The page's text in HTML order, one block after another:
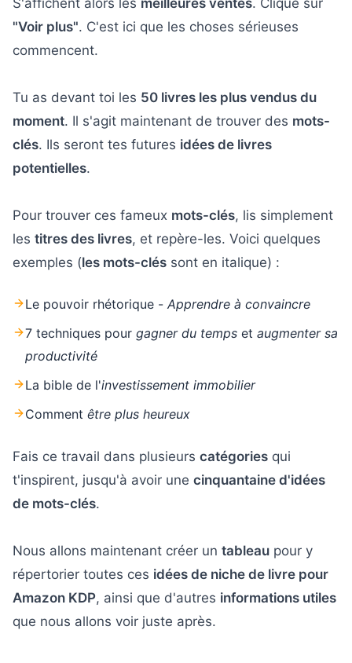
"Voir plus". C'est ici que les choses sérieuses
commencent.
Tu as devant toi les 50 livres les plus vendus du
moment. Il s'agit maintenant de trouver des mots-
clés. Ils seront tes futures idées de livres
potentielles.
Pour trouver ces fameux mots-clés, lis simplement
les titres des livres, et repère-les. Voici quelques
exemples (les mots-clés sont en italique) :
Le pouvoir rhétorique - Apprendre à convaincre
7 techniques pour gagner du temps et augmenter sa
productivité
La bible de l'investissement immobilier
Comment être plus heureux
Fais ce travail dans plusieurs catégories qui
t'inspirent, jusqu'à avoir une cinquantaine d'idées
de mots-clés.
Nous allons maintenant créer un tableau pour y
répertorier toutes ces idées de niche de livre pour
Amazon KDP, ainsi que d'autres informations utiles
que nous allons voir juste après.